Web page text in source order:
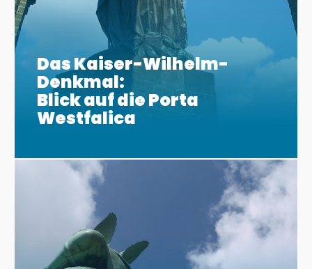
Das Kaiser-Wilhelm-
Denkmal:
Blick auf die Porta
Westfalica